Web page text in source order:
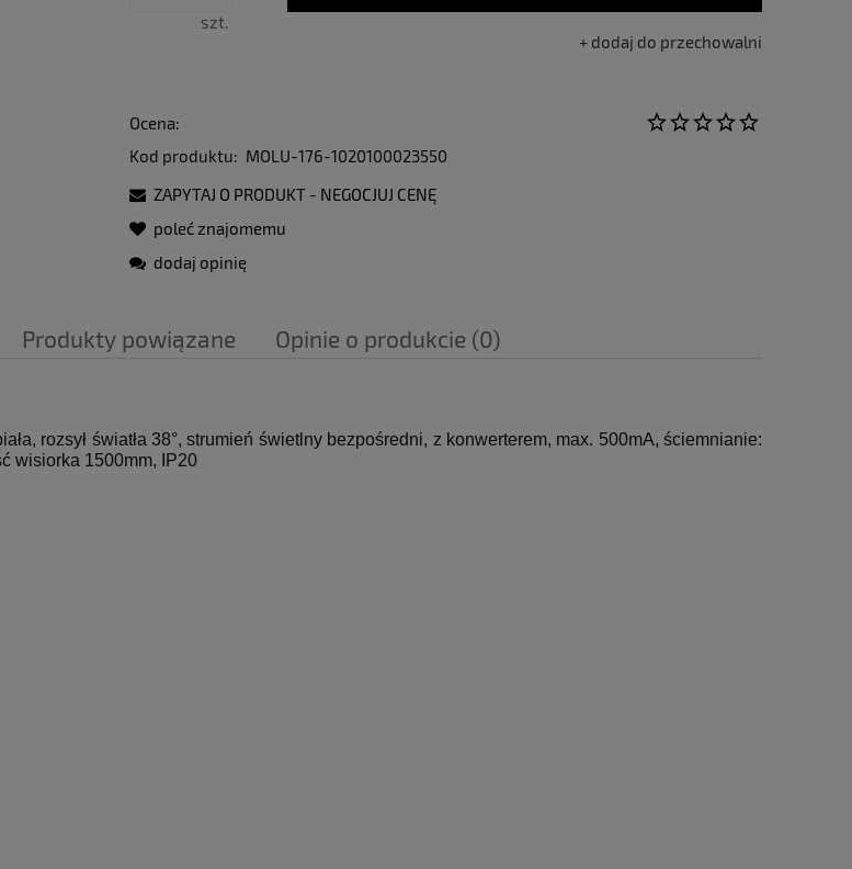
szt.
dodaj do przechowalni
Ocena:
Kod produktu: MOLU-176-1020100023550
ZAPYTAJ O PRODUKT - NEGOCJUJ CENĘ
poleć znajomemu
dodaj opinię
Produkty powiązane Opinie o produkcie (0)
rozsył światła 38°, strumień świetlny bezpośredni, z konwerterem, max. 500mA, ściemnianie:
wisiorka 1500mm, IP20